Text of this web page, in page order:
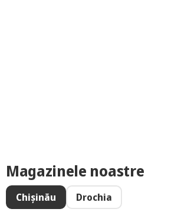
Magazinele noastre
Chișinău Drochia